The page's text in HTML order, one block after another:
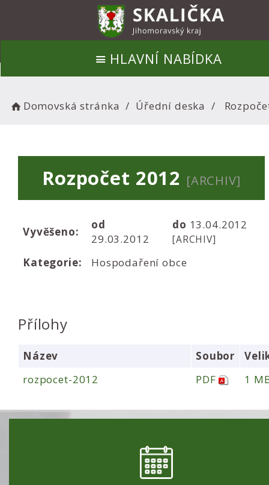
HLAVNÍ NABÍDKA
Domovská stránka Úřední deska
Rozpočet 2012 [ARCHIV]
Vyvěšeno:
od
29.03.2012
do 13.04.2012
[ARCHIV]
Kategorie: Hospodaření obce
Přílohy
Název Soubor
rozpocet-2012
PDF 1